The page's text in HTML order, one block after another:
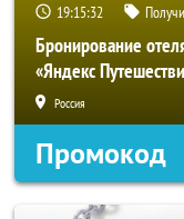
19:15:29
Бронирование
«Яндекс
Россия
Промокод